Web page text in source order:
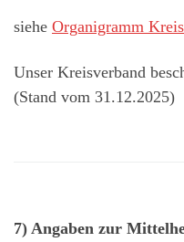
siehe Organigramm
Unser Kreisverband
(Stand vom 31.12.2025)
7) Angaben zur